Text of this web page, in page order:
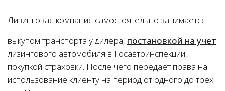
Лизинговая компания самостоятельно занимается
выкупом транспорта у дилера, постановкой на учет
лизингового автомобиля в Госавтоинспекции,
покупкой страховки. После чего передает права на
использование клиенту на период от одного до трех